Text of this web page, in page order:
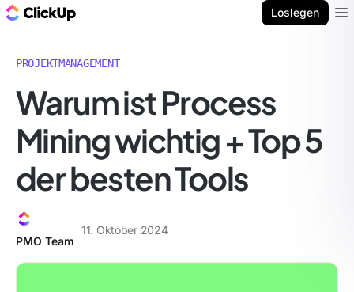
Loslegen
PROJEKTMANAGEMENT
Warum ist Process
Mining wichtig + Top 5
der besten Tools
PMO Team
11. Oktober 2024